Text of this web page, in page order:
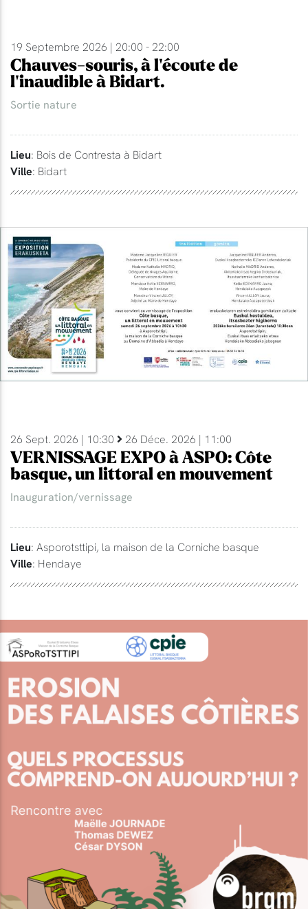
19 Septembre 2026 | 20:00 - 22:00
Chauves-souris, à l'écoute de
l'inaudible à Bidart.
Sortie nature
Lieu: Bois de Contresta à Bidart
Ville: Bidart
26 Sept. 2026 | 10:30 26 Déce. 2026 | 11:00
VERNISSAGE EXPO à ASPO: Côte
basque, un littoral en mouvement
Inauguration/vernissage
Lieu: Asporotsttipi, la maison de la Corniche basque
Ville: Hendaye